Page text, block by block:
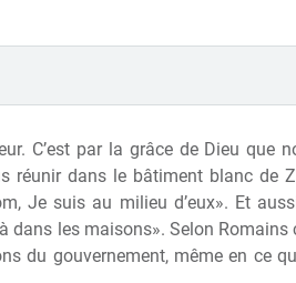
C’est par la grâce de Dieu que
réunir dans le bâtiment blanc de
Je suis au milieu d’eux». Et
à dans les maisons». Selon
du gouvernement, même en ce